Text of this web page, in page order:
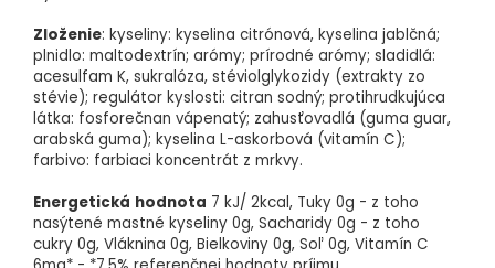
Zloženie: kyseliny: kyselina citrónová, kyselina jablčná;
plnidlo: maltodextrín; arómy; prírodné arómy; sladidlá:
acesulfam K, sukralóza, stéviolglykozidy (extrakty zo
stévie); regulátor kyslosti: citran sodný; protihrudkujúca
látka: fosforečnan vápenatý; zahusťovadlá (guma guar,
arabská guma); kyselina L-askorbová (vitamín C);
farbivo: farbiaci koncentrát z mrkvy.
Energetická hodnota 7 kJ/ 2kcal, Tuky 0g - z toho
nasýtené mastné kyseliny 0g, Sacharidy 0g - z toho
cukry 0g, Vláknina 0g, Bielkoviny 0g, Soľ 0g, Vitamín C